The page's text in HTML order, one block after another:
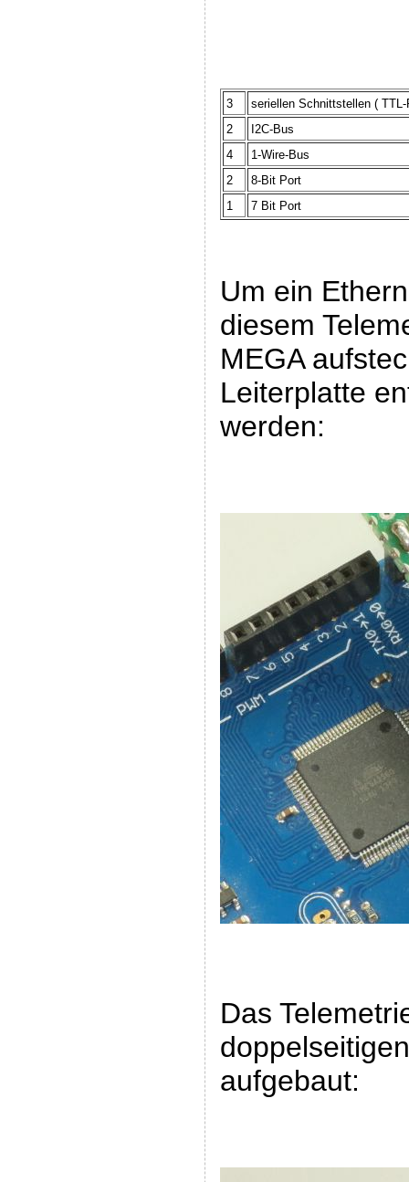
3
seriellen Schnittstellen ( TTL-
2
I2C-Bus
4
1-Wire-Bus
2
8-Bit Port
1
7 Bit Port
Um ein
diesem
MEGA
Leiterplatte
werden:
Das
aufgebaut: